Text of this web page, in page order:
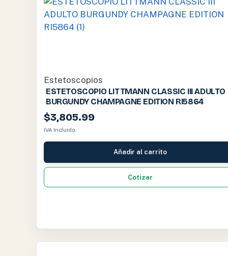
Estetoscopios
ESTETOSCOPIO LITTMANN CLASSIC III ADULTO
BURGUNDY CHAMPAGNE EDITION RI5864
$3,805.99
IVA Incluido
Añadir al carrito
Cotizar